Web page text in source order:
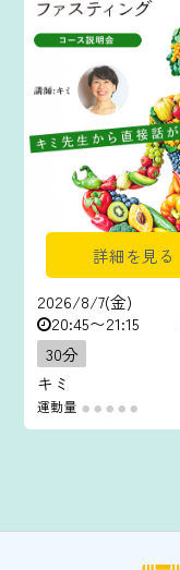
詳細を見る
2026/8/7(金)
20:45〜21:15
30分
キミ
運動量 ● ● ● ● ●